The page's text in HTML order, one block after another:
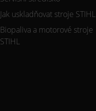
Jak uskladňovat stroje STIHL
Biopaliva a motorové stroje
STIHL